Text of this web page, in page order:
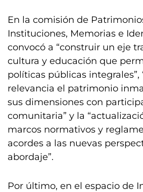
En la comisión de
Instituciones, Memorias e
convocó a “construir un eje
cultura y educación que
políticas públicas integrales”,
relevancia el patrimonio
sus dimensiones con
comunitaria” y la
marcos normativos y
acordes a las nuevas
abordaje”.
Por último, en el espacio de